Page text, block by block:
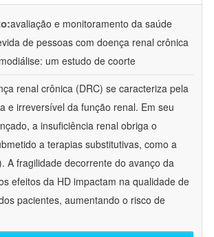
avaliação e monitoramento da saúde
de pessoas com doença renal crônica
um estudo de coorte
renal crônica (DRC) se caracteriza pela
e irreversível da função renal. Em seu
a insuficiência renal obriga o
a terapias substitutivas, como a
A fragilidade decorrente do avanço da
efeitos da HD impactam na qualidade de
pacientes, aumentando o risco de